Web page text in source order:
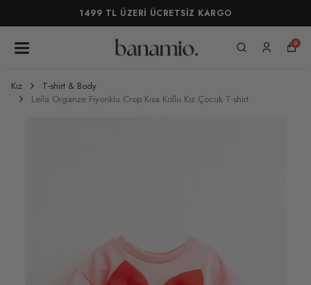
1499 TL ÜZERİ ÜCRETSİZ KARGO
0
Kız
T-shirt & Body
Leila Organze Fiyonklu Crop Kısa Kollu Kız Çocuk T-shirt